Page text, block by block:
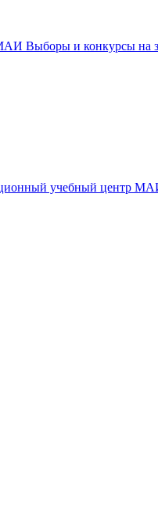
Выборы и конкурсы на
учебный центр